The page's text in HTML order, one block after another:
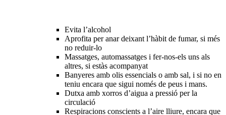
Evita l’alcohol
Aprofita per anar deixant l’hàbit de fumar, si més
no reduir-lo
Massatges, automassatges i fer-nos-els uns als
altres, si estàs acompanyat
Banyeres amb olis essencials o amb sal, i si no en
teniu encara que sigui només de peus i mans.
Dutxa amb xorros d’aigua a pressió per la
circulació
Respiracions conscients a l’aire lliure, encara que